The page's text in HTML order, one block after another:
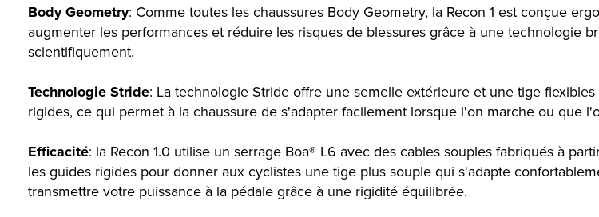
Body Geometry: Comme toutes les chaussures Body Geometry, la Recon 1 est conçue
augmenter les performances et réduire les risques de blessures grâce à une technologie
scientifiquement.
Technologie Stride: La technologie Stride offre une semelle extérieure et une tige
rigides, ce qui permet à la chaussure de s'adapter facilement lorsque l'on marche ou que
Efficacité: la Recon 1.0 utilise un serrage Boa® L6 avec des cables souples fabriqués à
les guides rigides pour donner aux cyclistes une tige plus souple qui s'adapte
transmettre votre puissance à la pédale grâce à une rigidité équilibrée.